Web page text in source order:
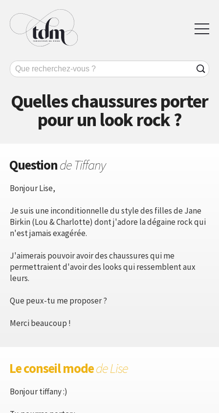
Quelles chaussures porter
pour un look rock ?
Questionde Tiffany
Bonjour Lise,
Je suis une inconditionnelle du style des filles de Jane
Birkin (Lou & Charlotte) dont j'adore la dégaine rock qui
n'est jamais exagérée.
J'aimerais pouvoir avoir des chaussures qui me
permettraient d'avoir des looks qui ressemblent aux
leurs.
Que peux-tu me proposer ?
Merci beaucoup !
Le conseil modede Lise
Bonjour tiffany :)